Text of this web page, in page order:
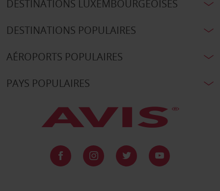
DESTINATIONS LUXEMBOURGEOISES
DESTINATIONS POPULAIRES
AÉROPORTS POPULAIRES
PAYS POPULAIRES